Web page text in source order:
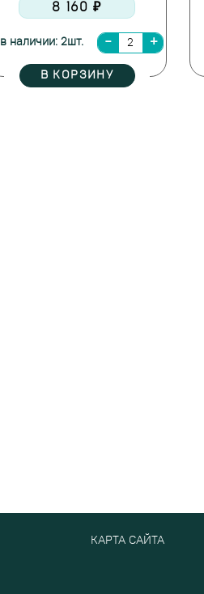
8 160 ₽
в наличии: 2шт.
В КОРЗИНУ
КАРТА САЙТА